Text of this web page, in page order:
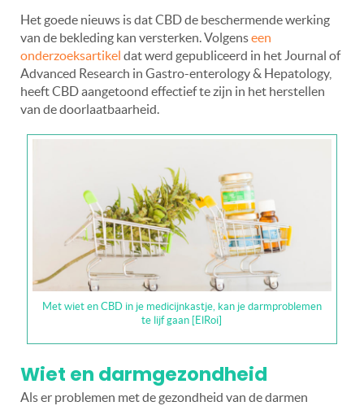
Het goede nieuws is dat CBD de beschermende werking
van de bekleding kan versterken. Volgenseen
onderzoeksartikel dat werd gepubliceerd in het Journal of
Advanced Research in Gastro-enterology & Hepatology,
heeft CBD aangetoond effectief te zijn in het herstellen
van de doorlaatbaarheid.
Met wiet en CBD in je medicijnkastje, kan je darmproblemen
te lijf gaan [ElRoi]
Wiet en darmgezondheid
Als er problemen met de gezondheid van de darmen